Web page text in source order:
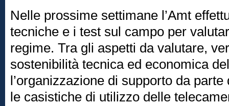
Nelle prossime settimane l’Amt
tecniche e i test sul campo per
regime. Tra gli aspetti da valutare,
sostenibilità tecnica ed economica
l’organizzazione di supporto da
le casistiche di utilizzo delle